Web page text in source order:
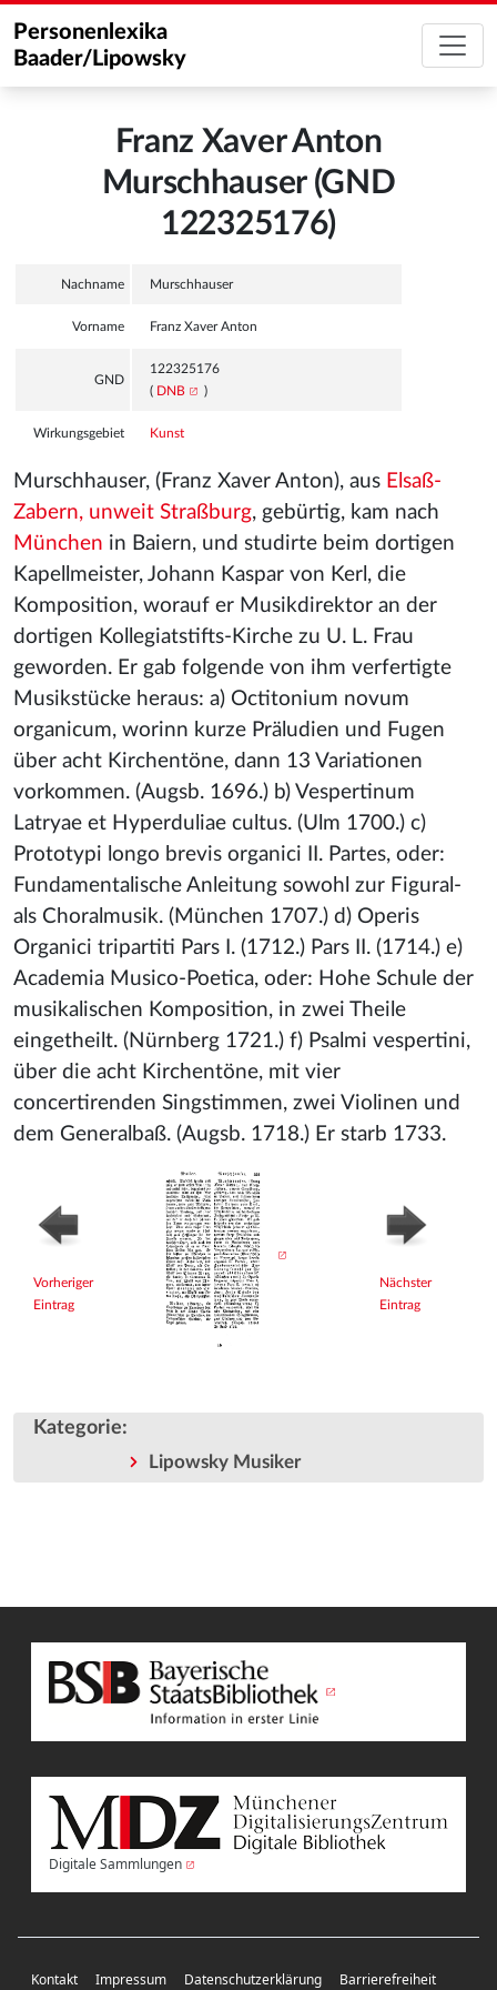
Personenlexika
Baader/Lipowsky
Franz Xaver Anton
Murschhauser (GND
122325176)
Nachname Murschhauser
Vorname Franz Xaver Anton
GND
122325176
( DNB )
Wirkungsgebiet Kunst
Murschhauser, (Franz Xaver Anton), aus Elsaß-
Zabern, unweit Straßburg, gebürtig, kam nach
München in Baiern, und studirte beim dortigen
Kapellmeister, Johann Kaspar von Kerl, die
Komposition, worauf er Musikdirektor an der
dortigen Kollegiatstifts-Kirche zu U. L. Frau
geworden. Er gab folgende von ihm verfertigte
Musikstücke heraus: a) Octitonium novum
organicum, worinn kurze Präludien und Fugen
über acht Kirchentöne, dann 13 Variationen
vorkommen. (Augsb. 1696.) b) Vespertinum
Latryae et Hyperduliae cultus. (Ulm 1700.) c)
Prototypi longo brevis organici II. Partes, oder:
Fundamentalische Anleitung sowohl zur Figural-
als Choralmusik. (München 1707.) d) Operis
Organici tripartiti Pars I. (1712.) Pars II. (1714.) e)
Academia Musico-Poetica, oder: Hohe Schule der
musikalischen Komposition, in zwei Theile
eingetheilt. (Nürnberg 1721.) f) Psalmi vespertini,
über die acht Kirchentöne, mit vier
concertirenden Singstimmen, zwei Violinen und
dem Generalbaß. (Augsb. 1718.) Er starb 1733.
Vorheriger
Eintrag
Nächster
Eintrag
Kategorie:
Lipowsky Musiker
Digitale Sammlungen
Kontakt Impressum Datenschutzerklärung Barrierefreiheit